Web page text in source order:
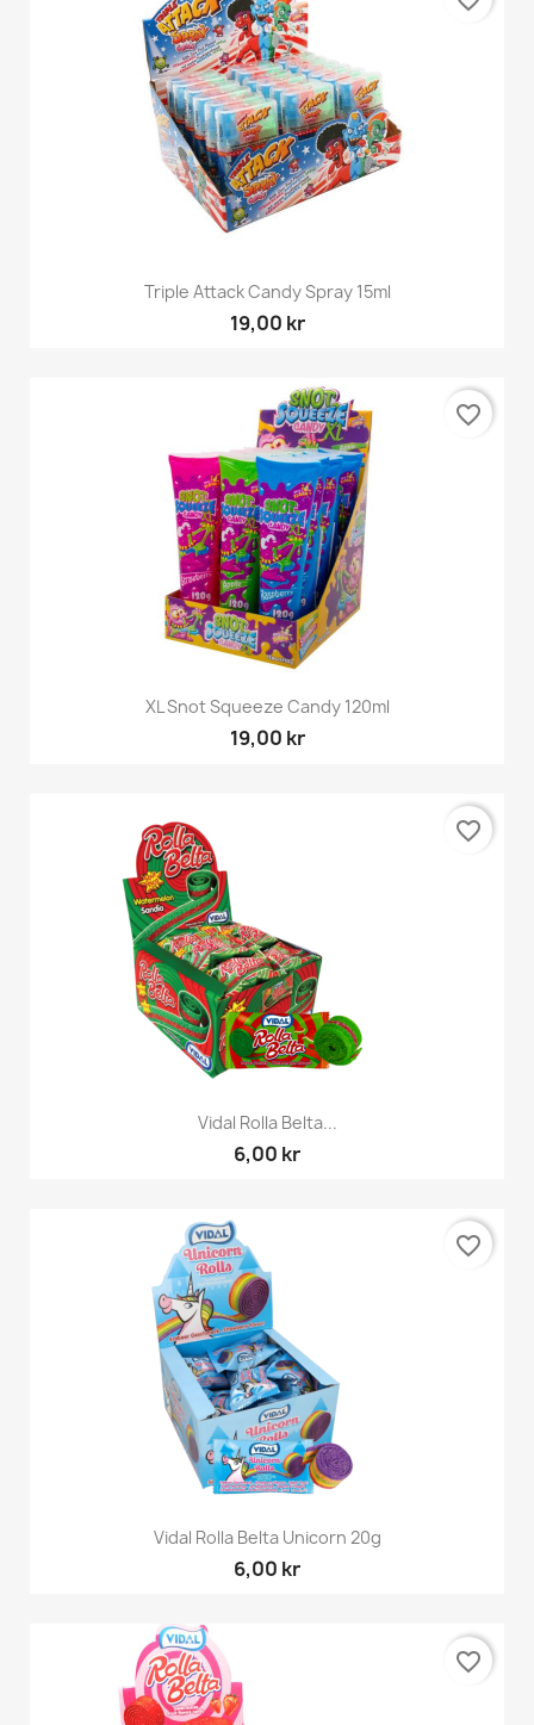
Triple Attack Candy Spray 15ml
19,00 kr
XL Snot Squeeze Candy 120ml
19,00 kr
favorite_border
Vidal Rolla Belta...
6,00 kr
favorite_border
Vidal Rolla Belta Unicorn 20g
6,00 kr
favorite_border
favorite_border